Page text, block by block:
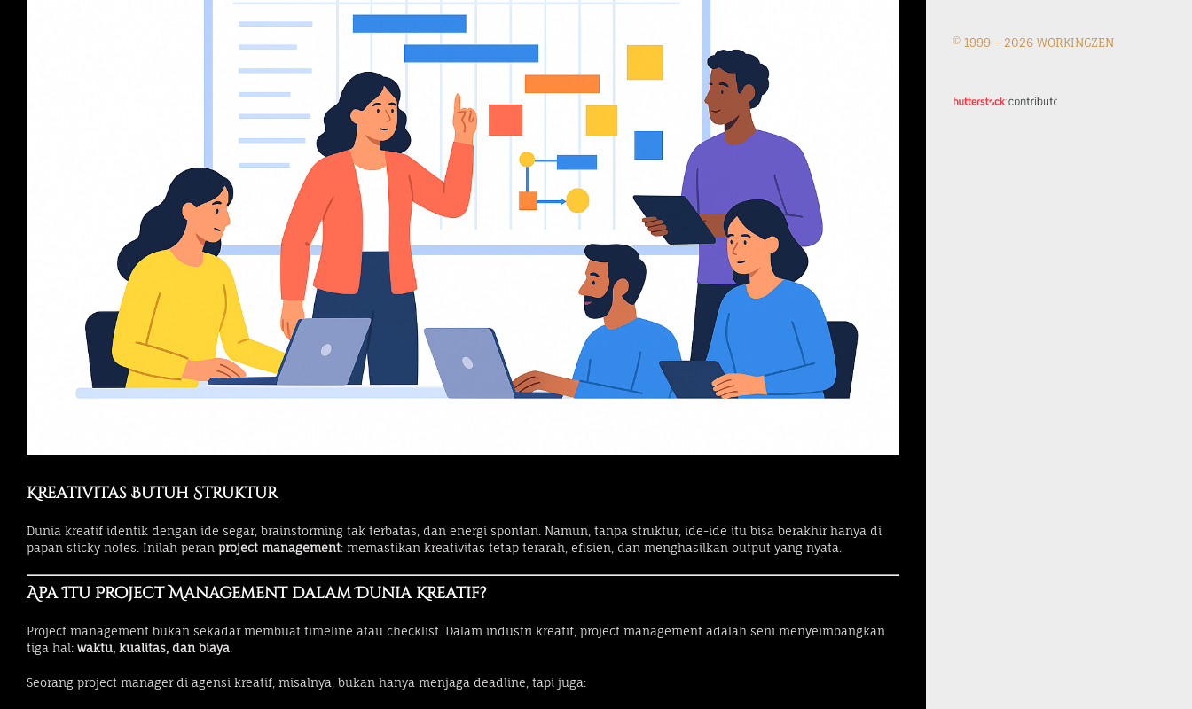
Kreativitas Butuh Struktur
Dunia kreatif identik dengan ide segar, brainstorming tak terbatas, dan energi spontan. Namun, tanpa struktur, ide-ide itu bisa berakhir hanya di
papan sticky notes. Inilah peran project management: memastikan kreativitas tetap terarah, efisien, dan menghasilkan output yang nyata.
Apa Itu Project Management dalam Dunia Kreatif?
Project management bukan sekadar membuat timeline atau checklist. Dalam industri kreatif, project management adalah seni menyeimbangkan
tiga hal: waktu, kualitas, dan biaya
Seorang project manager di agensi kreatif, misalnya, bukan hanya menjaga deadline, tapi juga:
© 1999 – 2026 WORKINGZEN